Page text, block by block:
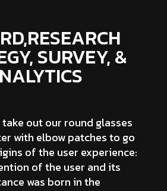
SURVEY, &
out our round glasses
with elbow patches to go
of the user experience:
of the user and its
was born in the